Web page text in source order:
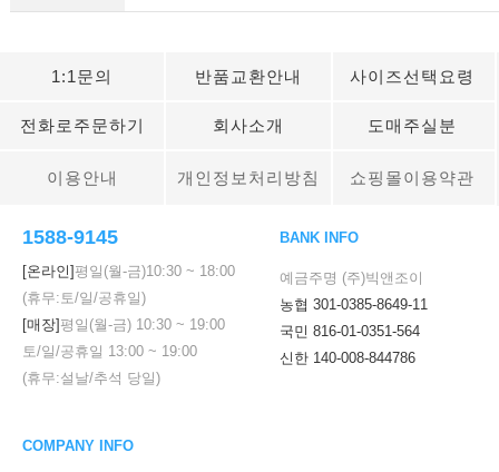
1:1문의 반품교환안내 사이즈선택요령
전화로주문하기 회사소개 도매주실분
이용안내 개인정보처리방침 쇼핑몰이용약관
1588-9145
[온라인]평일(월-금)10:30 ~ 18:00
(휴무:토/일/공휴일)
[매장]평일(월-금) 10:30 ~ 19:00
토/일/공휴일 13:00 ~ 19:00
(휴무:설날/추석 당일)
BANK INFO
예금주명 (주)빅앤조이
농협 301-0385-8649-11
국민 816-01-0351-564
신한 140-008-844786
COMPANY INFO